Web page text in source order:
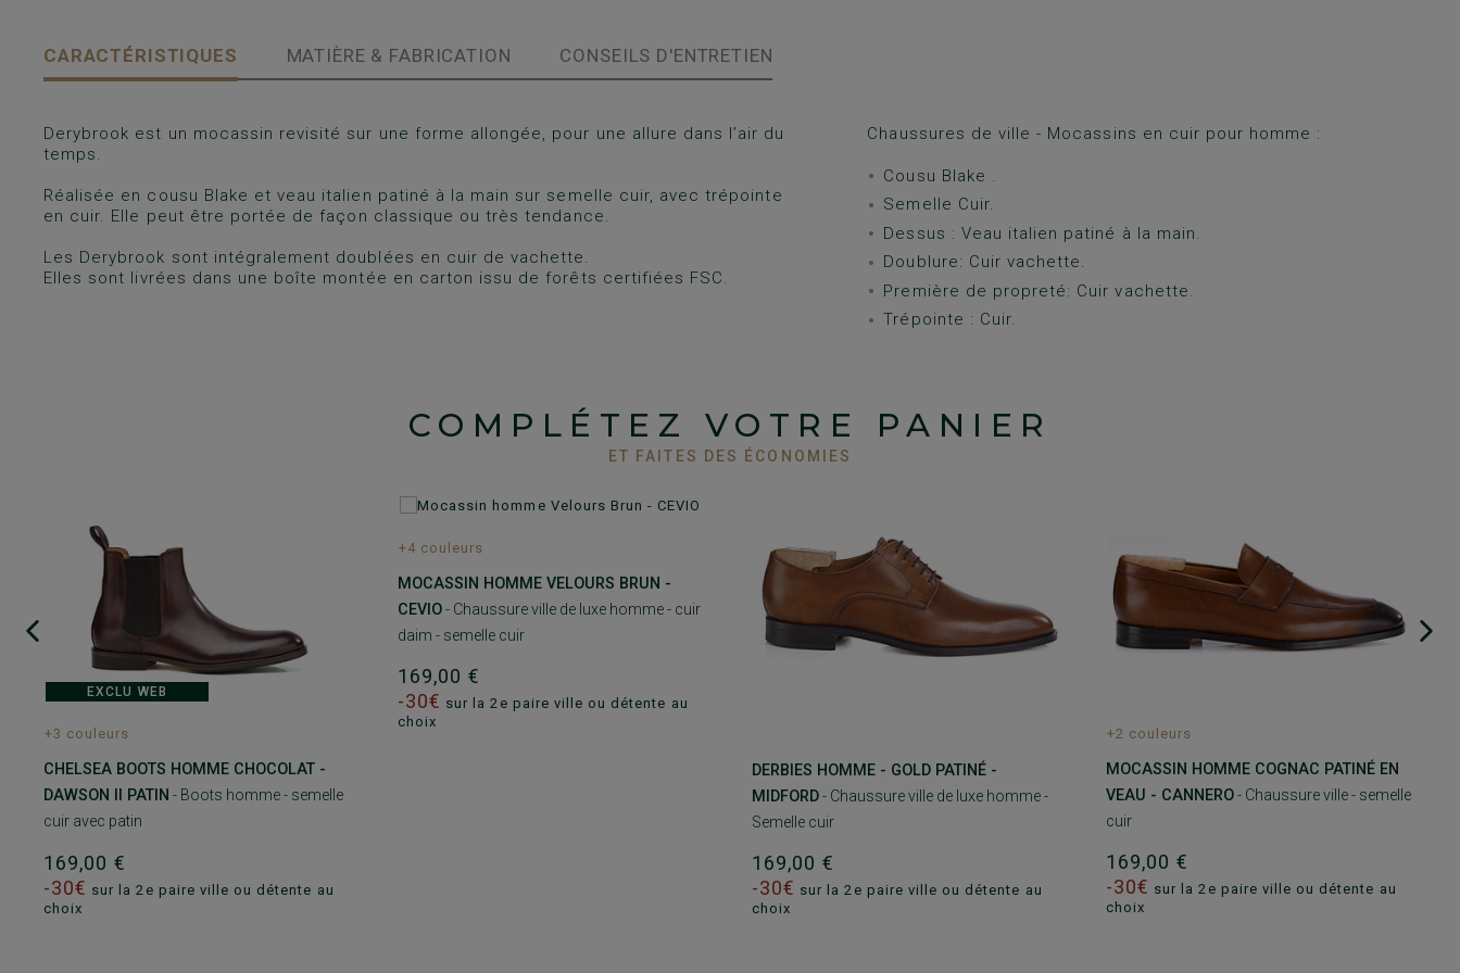
CARACTÉRISTIQUES MATIÈRE & FABRICATION CONSEILS D'ENTRETIEN
Derybrook est un mocassin revisité sur une forme allongée, pour une allure dans l’air du
temps.
Réalisée en cousu Blake et veau italien patiné à la main sur semelle cuir, avec trépointe
en cuir. Elle peut être portée de façon classique ou très tendance.
Les Derybrook sont intégralement doublées en cuir de vachette.
Elles sont livrées dans une boîte montée en carton issu de forêts certifiées FSC.
Chaussures de ville - Mocassins en cuir pour homme :
Cousu Blake .
Semelle Cuir.
Dessus : Veau italien patiné à la main.
Doublure: Cuir vachette.
Première de propreté: Cuir vachette.
Trépointe : Cuir.
COMPLÉTEZ VOTRE PANIER
ET FAITES DES ÉCONOMIES
EXCLU WEB
+3 couleurs
CHELSEA BOOTS HOMME CHOCOLAT -
DAWSON II PATIN - Boots homme - semelle
cuir avec patin
169,00 €
-30€ sur la 2e paire ville ou détente au
choix
+4 couleurs
MOCASSIN HOMME VELOURS BRUN -
CEVIO- Chaussure ville de luxe homme - cuir
daim - semelle cuir
169,00 €
-30€ sur la 2e paire ville ou détente au
choix
DERBIES HOMME - GOLD PATINÉ -
MIDFORD- Chaussure ville de luxe homme -
Semelle cuir
169,00 €
-30€ sur la 2e paire ville ou détente au
choix
+2 couleurs
MOCASSIN HOMME COGNAC PATINÉ EN
VEAU - CANNERO- Chaussure ville - semelle
cuir
169,00 €
-30€ sur la 2e paire ville ou détente au
choix